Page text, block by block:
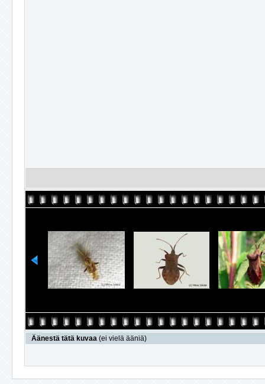
Äänestä tätä kuvaa (ei vielä ääniä)